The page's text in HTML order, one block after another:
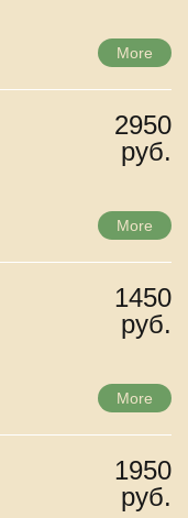
More
2950
руб.
More
1450
руб.
More
1950
руб.